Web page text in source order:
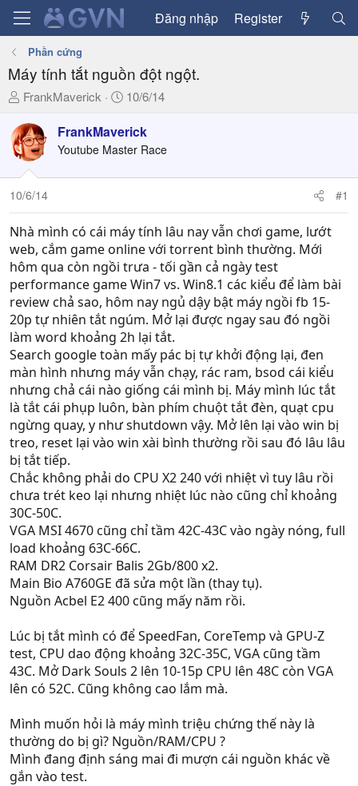
Đăng nhập Register
Phần cứng
Máy tính tắt nguồn đột ngột.
T
r
e
a
d
s
t
a
r
t
e
r
FrankMaverick
N
à
y
ử
10/6/14
FrankMaverick
Youtube Master Race
10/6/14 #1
Nhà mình có cái máy tính lâu nay vẫn chơi game, lướt
web, cắm game online với torrent bình thường. Mới
hôm qua còn ngồi trưa - tối gần cả ngày test
performance game Win7 vs. Win8.1 các kiểu để làm bài
review chả sao, hôm nay ngủ dậy bật máy ngồi fb 15-
20p tự nhiên tắt ngúm. Mở lại được ngay sau đó ngồi
làm word khoảng 2h lại tắt.
Search google toàn mấy pác bị tự khởi động lại, đen
màn hình nhưng máy vẫn chạy, rác ram, bsod cái kiểu
nhưng chả cái nào giống cái mình bị. Máy mình lúc tắt
là tắt cái phụp luôn, bàn phím chuột tắt đèn, quạt cpu
ngừng quay, y như shutdown vậy. Mở lên lại vào win bị
treo, reset lại vào win xài bình thường rồi sau đó lâu lâu
bị tắt tiếp.
Chắc không phải do CPU X2 240 với nhiệt vì tuy lâu rồi
chưa trét keo lại nhưng nhiệt lúc nào cũng chỉ khoảng
30C-50C.
VGA MSI 4670 cũng chỉ tầm 42C-43C vào ngày nóng, full
load khoảng 63C-66C.
RAM DR2 Corsair Balis 2Gb/800 x2.
Main Bio A760GE đã sửa một lần (thay tụ).
Nguồn Acbel E2 400 cũng mấy năm rồi.
Lúc bị tắt mình có để SpeedFan, CoreTemp và GPU-Z
test, CPU dao động khoảng 32C-35C, VGA cũng tầm
43C. Mở Dark Souls 2 lên 10-15p CPU lên 48C còn VGA
lên có 52C. Cũng không cao lắm mà.
Mình muốn hỏi là máy mình triệu chứng thế này là
thường do bị gì? Nguồn/RAM/CPU ?
Mình đang định sáng mai đi mượn cái nguồn khác về
gắn vào test.